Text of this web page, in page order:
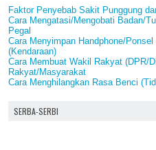
Faktor Penyebab Sakit Punggung
Cara Mengatasi/Mengobati Badan/
Pegal
Cara Menyimpan Handphone/
(Kendaraan)
Cara Membuat Wakil Rakyat (DPR/
Rakyat/Masyarakat
Cara Menghilangkan Rasa Benci
SERBA-SERBI